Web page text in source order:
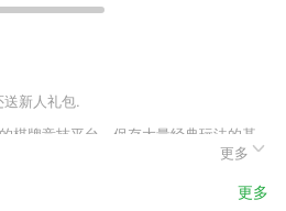
新人礼包.
棋牌竞技平台，保存大量经典玩法的基
模式。搭载全新智能操作系统，让你喜欢
限制。各种细节的处理都是完美还原线
棋牌竞技环境，为你们带来更为真实对局
更多
更多